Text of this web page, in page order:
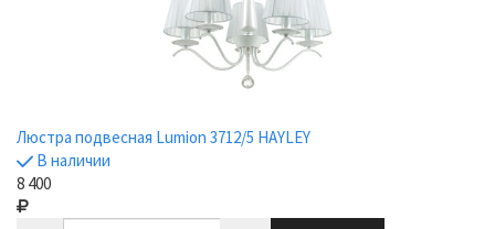
Люстра подвесная Lumion 3712/5 HAYLEY
В наличии
8 400